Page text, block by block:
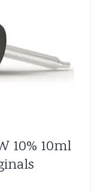
10% 10ml